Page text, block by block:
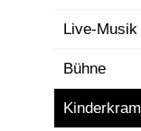
Live-Musik
Bühne
Kinderkram